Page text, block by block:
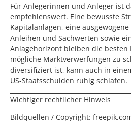
Für Anlegerinnen und Anleger ist
empfehlenswert. Eine bewusste
Kapitalanlagen, eine
Anleihen und Sachwerten sowie
Anlagehorizont bleiben die besten
mögliche Marktverwerfungen zu
diversifiziert ist, kann auch in
US-Staatsschulden ruhig schlafen.
Wichtiger rechtlicher Hinweis
Bildquellen / Copyright: